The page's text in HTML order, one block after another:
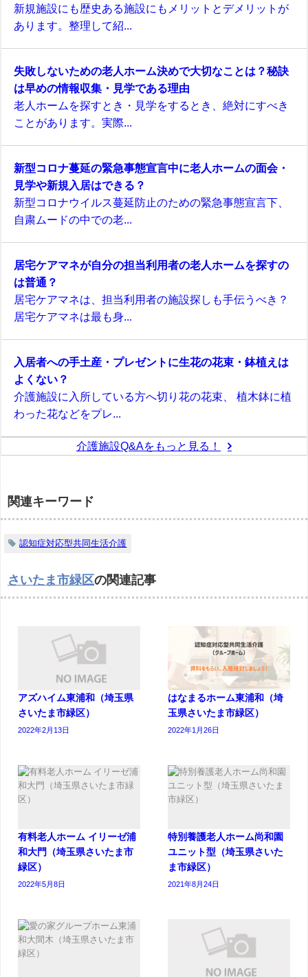
新規施設にも歴史ある施設にもメリットとデメリットが
あります。整理して紹...
失敗しないための老人ホーム決めで大切なことは？秘訣
は早めの情報収集・見学である理由
老人ホームを探すとき・見学をするとき、絶対にすべき
ことがあります。実際...
新型コロナ蔓延の緊急事態宣言中に老人ホームの面会・
見学や新規入居はできる？
新型コロナウイルス蔓延防止のための緊急事態宣言下、
自粛ムードの中での老...
居宅ケアマネが自分の担当利用者の老人ホームを探すの
は普通？
居宅ケアマネは、担当利用者の施設探しも手伝うべき？
居宅ケアマネは最も身...
入居者への手土産・プレゼントに生花の花束・鉢植えは
よくない？
介護施設に入所している方へ切り花の花束、 植木鉢に植
わった花などをプレ...
介護施設Q&Aをもっと見る！
関連キーワード
認知症対応型共同生活介護
さいたま市緑区の関連記事
アズハイム東浦和（埼玉県
さいたま市緑区）
2022年2月13日
はなまるホーム東浦和（埼
玉県さいたま市緑区）
2022年1月26日
有料老人ホーム イリーゼ浦
和大門（埼玉県さいたま市
緑区）
2022年5月8日
特別養護老人ホーム尚和園
ユニット型（埼玉県さいた
ま市緑区）
2021年8月24日